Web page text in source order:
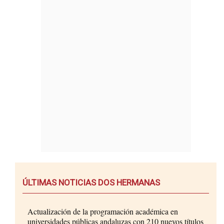
ÚLTIMAS NOTICIAS DOS HERMANAS
Actualización de la programación académica en
universidades públicas andaluzas con 210 nuevos títulos